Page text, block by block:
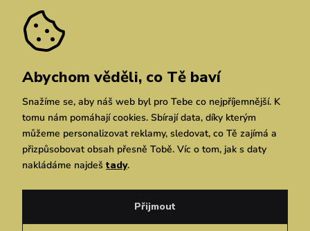
Pozáruční opravy
We Care
Dárkové poukazy
Vuchlook
Prodejny
Praha Brno Chrudim
Zásady ochrany osobních údajů
Simplia.cz
Zásady ochrany osobních údajů
Abychom věděli, co Tě baví
Snažíme se, aby náš web byl pro Tebe co nejpříjemnější. K
tomu nám pomáhají cookies. Sbírají data, díky kterým
můžeme personalizovat reklamy, sledovat, co Tě zajímá a
přizpůsobovat obsah přesně Tobě. Víc o tom, jak s daty
nakládáme najdeš tady.
Přijmout